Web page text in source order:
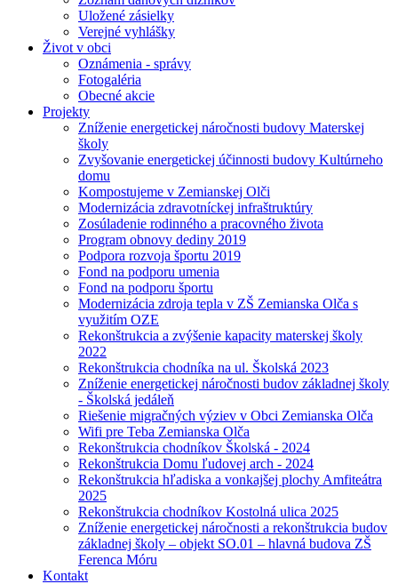
Uložené zásielky
Verejné vyhlášky
Život v obci
Oznámenia - správy
Fotogaléria
Obecné akcie
Projekty
Zníženie energetickej náročnosti budovy Materskej
školy
Zvyšovanie energetickej účinnosti budovy Kultúrneho
domu
Kompostujeme v Zemianskej Olči
Modernizácia zdravotníckej infraštruktúry
Zosúladenie rodinného a pracovného života
Program obnovy dediny 2019
Podpora rozvoja športu 2019
Fond na podporu umenia
Fond na podporu športu
Modernizácia zdroja tepla v ZŠ Zemianska Olča s
využitím OZE
Rekonštrukcia a zvýšenie kapacity materskej školy
2022
Rekonštrukcia chodníka na ul. Školská 2023
Zníženie energetickej náročnosti budov základnej školy
- Školská jedáleň
Riešenie migračných výziev v Obci Zemianska Olča
Wifi pre Teba Zemianska Olča
Rekonštrukcia chodníkov Školská - 2024
Rekonštrukcia Domu ľudovej arch - 2024
Rekonštrukcia hľadiska a vonkajšej plochy Amfiteátra
2025
Rekonštrukcia chodníkov Kostolná ulica 2025
Zníženie energetickej náročnosti a rekonštrukcia budov
základnej školy – objekt SO.01 – hlavná budova ZŠ
Ferenca Móru
Kontakt